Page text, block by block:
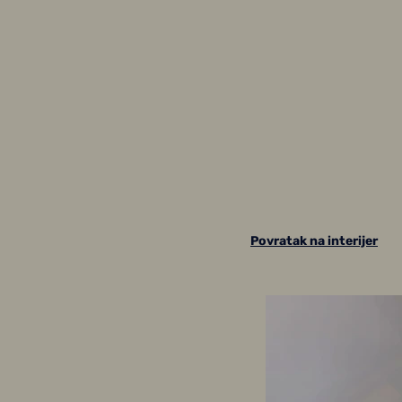
Povratak na interijer